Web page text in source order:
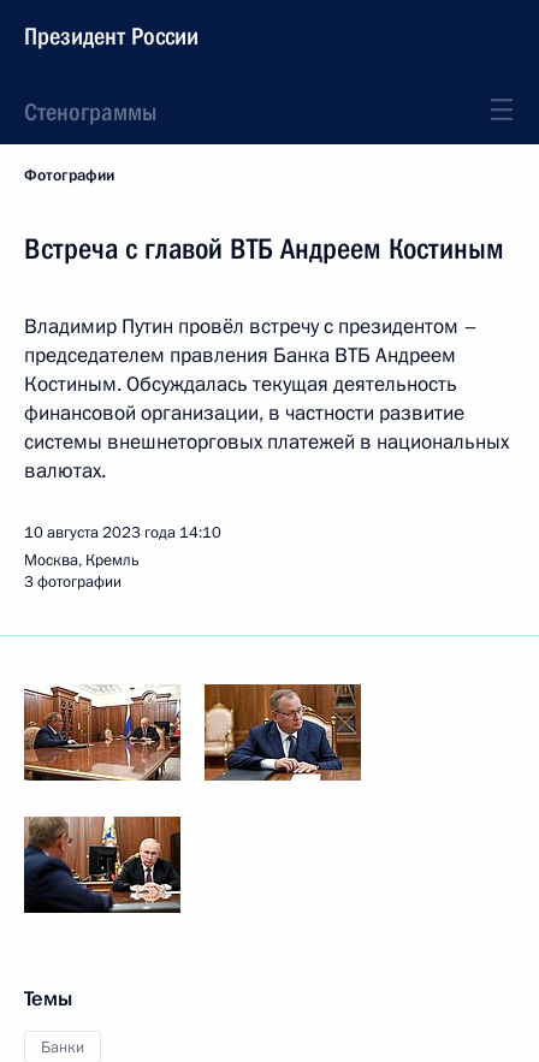
Президент России
Стенограммы
Фотографии
Встреча с главой ВТБ Андреем Костиным
Владимир Путин провёл встречу с президентом –
председателем правления Банка ВТБ Андреем
Костиным. Обсуждалась текущая деятельность
финансовой организации, в частности развитие
системы внешнеторговых платежей в национальных
валютах.
10 августа 2023 года 14:10
Москва, Кремль
3 фотографии
Темы
Банки